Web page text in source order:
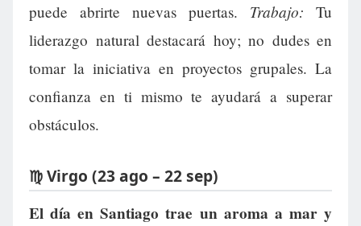
puede abrirte nuevas puertas. Trabajo: Tu
liderazgo natural destacará hoy; no dudes en
tomar la iniciativa en proyectos grupales. La
confianza en ti mismo te ayudará a superar
obstáculos.
♍ Virgo (23 ago – 22 sep)
El día en Santiago trae un aroma a mar y